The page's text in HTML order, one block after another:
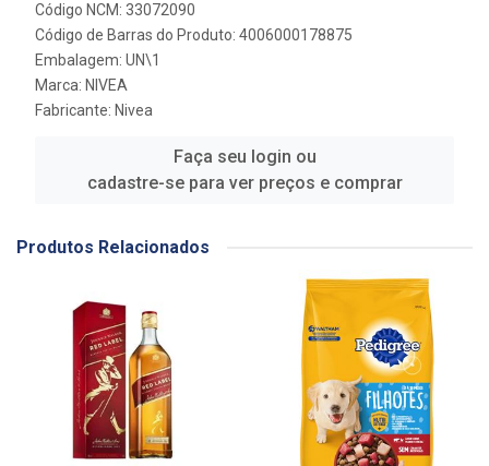
Código NCM: 33072090
Código de Barras do Produto: 4006000178875
Embalagem: UN\1
Marca: NIVEA
Fabricante: Nivea
Faça seu login ou
cadastre-se para ver preços e comprar
Produtos Relacionados